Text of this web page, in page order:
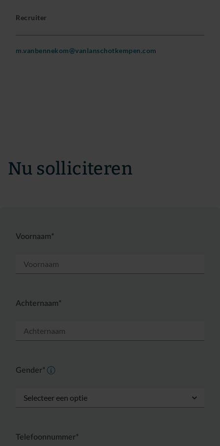
Recruiter
m.vanbennekom@vanlanschotkempen.com
Nu solliciteren
Voornaam*
Achternaam*
Gender*
Telefoonnummer*